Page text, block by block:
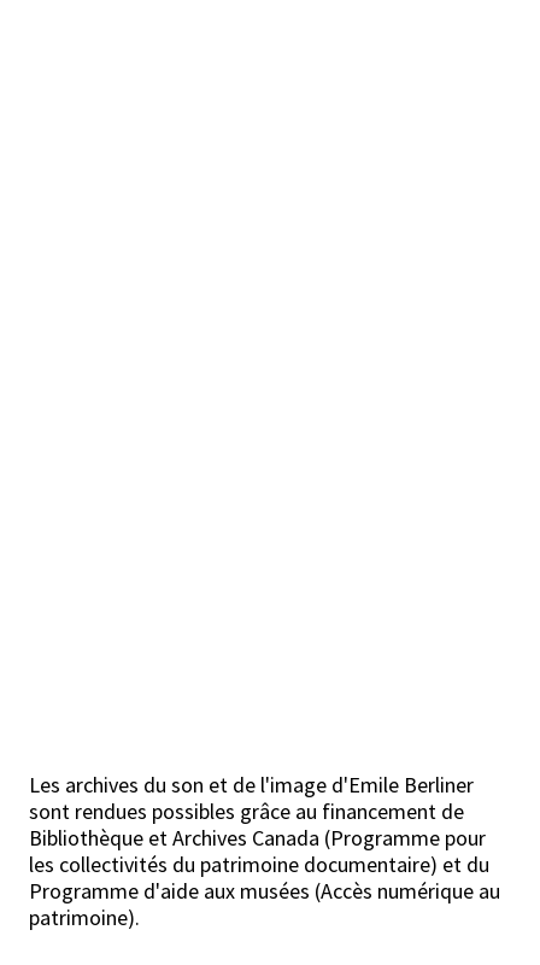
Les archives du son et de l'image d'Emile Berliner
sont rendues possibles grâce au financement de
Bibliothèque et Archives Canada (Programme pour
les collectivités du patrimoine documentaire) et du
Programme d'aide aux musées (Accès numérique au
patrimoine).